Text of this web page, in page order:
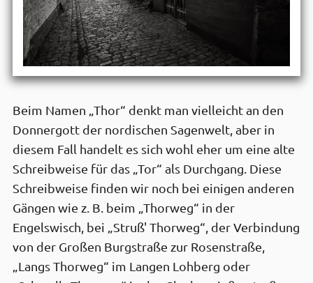
Beim Namen „Thor“ denkt man vielleicht an den
Donnergott der nordischen Sagenwelt, aber in
diesem Fall handelt es sich wohl eher um eine alte
Schreibweise für das „Tor“ als Durchgang. Diese
Schreibweise finden wir noch bei einigen anderen
Gängen wie z. B. beim „Thorweg“ in der
Engelswisch, bei „Struß' Thorweg“, der Verbindung
von der Großen Burgstraße zur Rosenstraße,
„Langs Thorweg“ im Langen Lohberg oder